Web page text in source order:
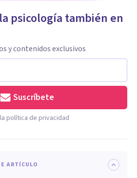
psicología también en
y contenidos exclusivos
Suscríbete
política de privacidad
ARTÍCULO